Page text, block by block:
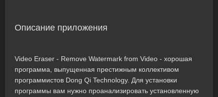
Описание приложения
Video Eraser - Remove Watermark from Video - хорошая
программа, выпущенная престижным коллективом
программистов Dong Qi Technology. Для установки
программы вам нужно проанализировать установленную